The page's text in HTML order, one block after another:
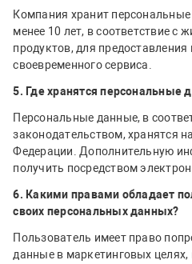
Компания хранит
менее 10 лет, в соответствие с
продуктов, для предоставления
своевременного сервиса.
5. Где хранятся персональные
Персональные данные, в
законодательством, хранятся
Федерации. Дополнительную
получить посредством
6. Какими правами обладает
своих персональных данных?
Пользователь имеет право
данные в маркетинговых